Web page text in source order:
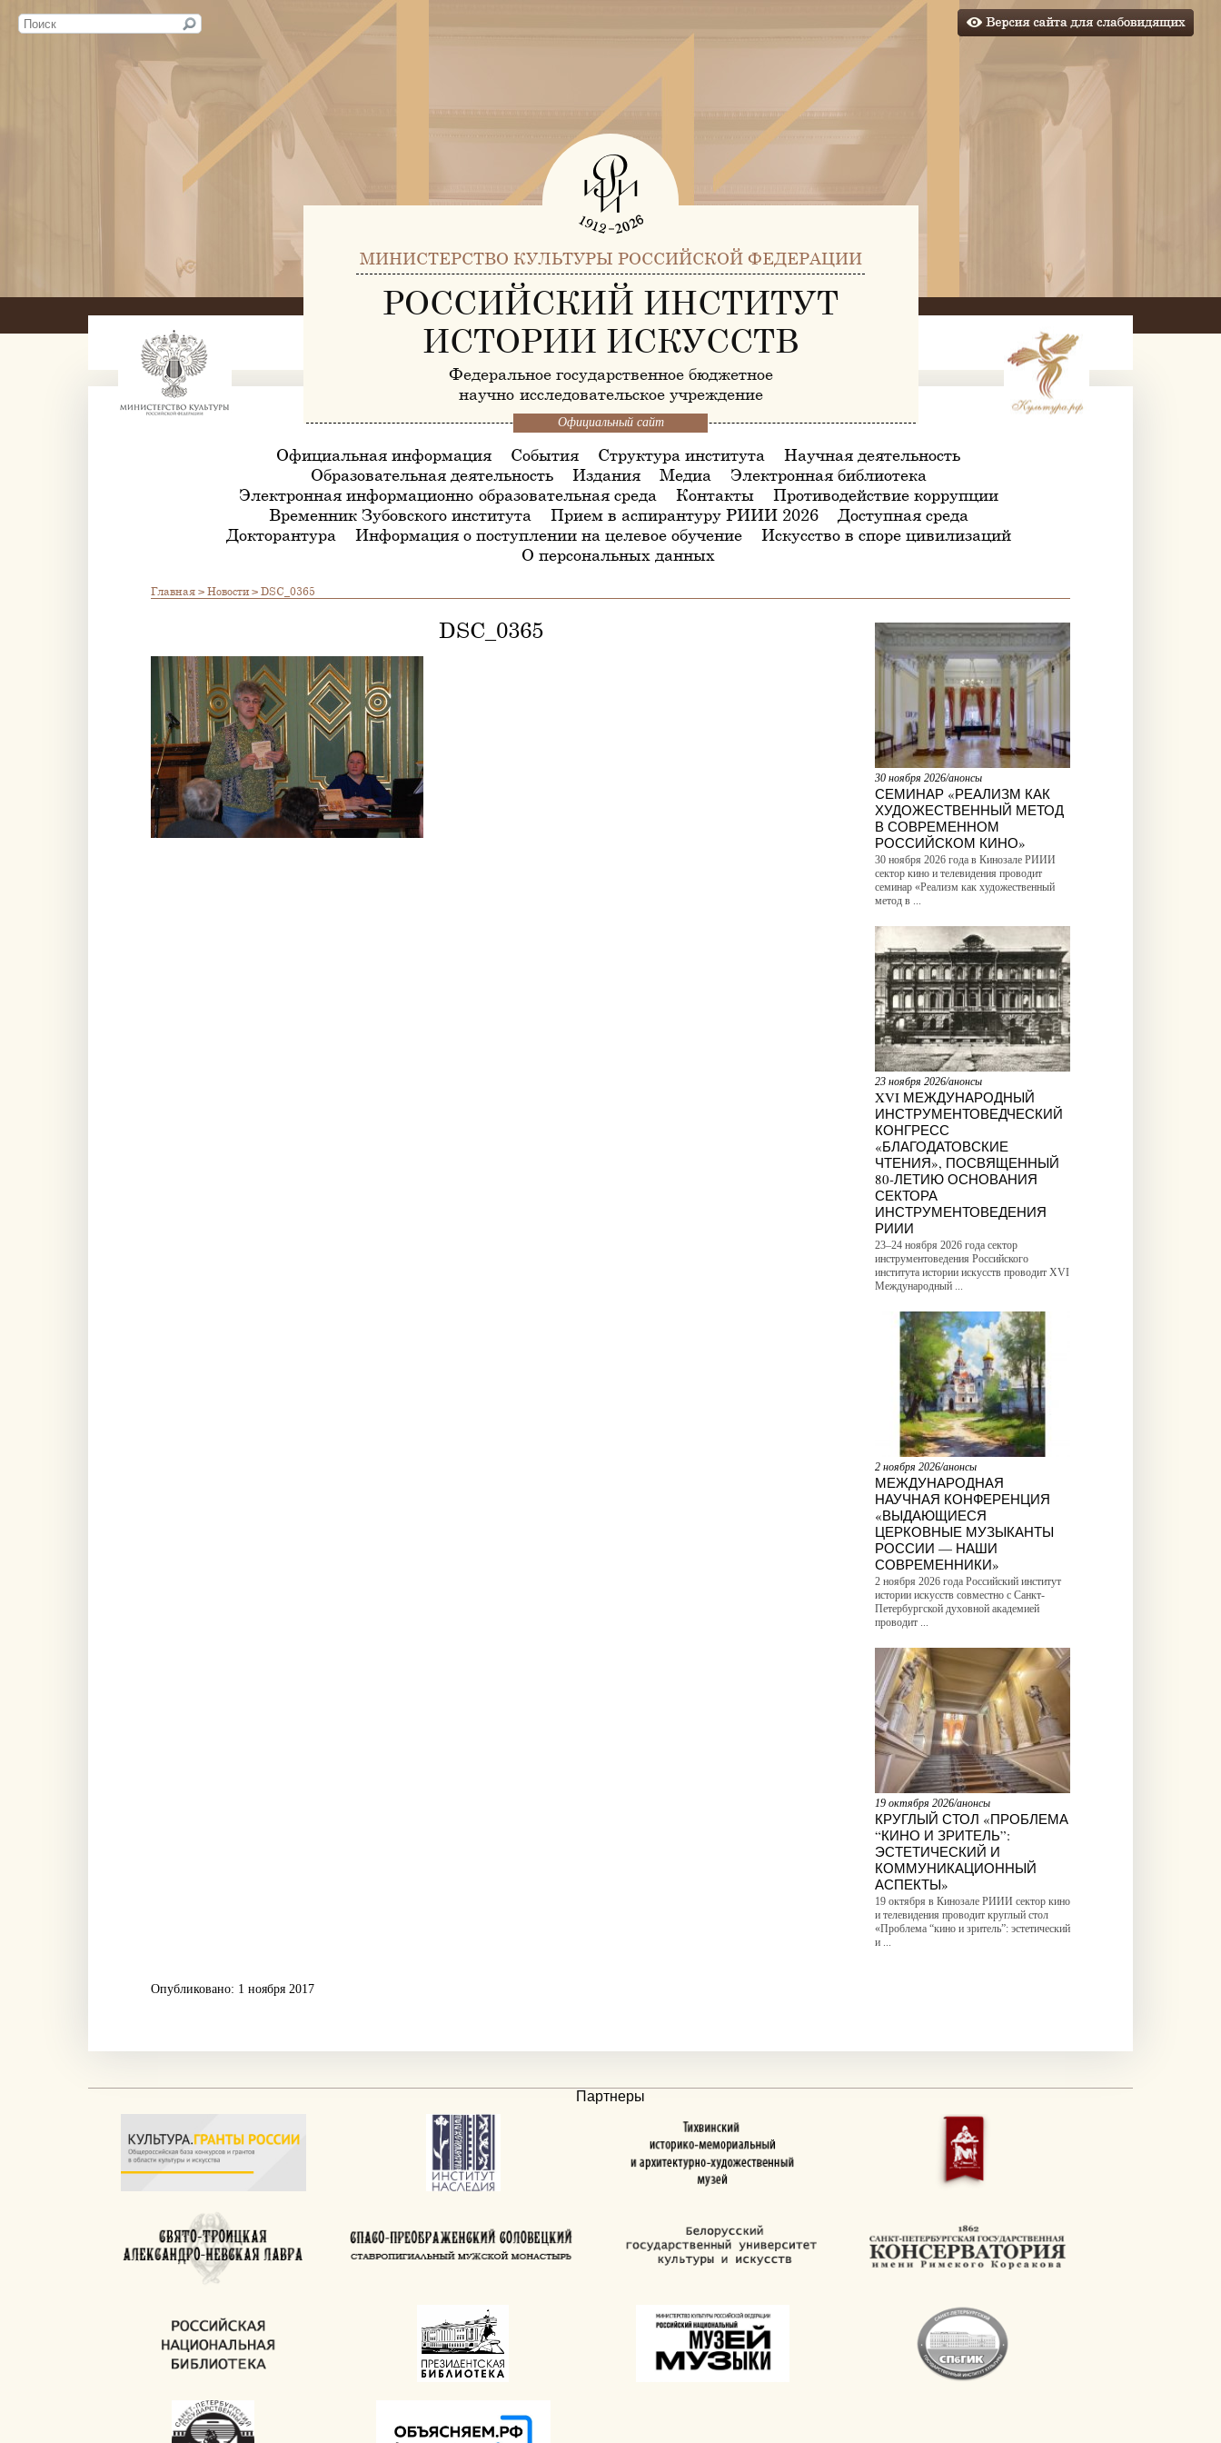
МИНИСТЕРСТВО КУЛЬТУРЫ РОССИЙСКОЙ ФЕДЕРАЦИИ
РОССИЙСКИЙ ИНСТИТУТ
ИСТОРИИ ИСКУССТВ
Федеральное государственное бюджетное
научно-исследовательское учреждение
Официальный сайт
Официальная информация События Структура института
Научная деятельность
Образовательная деятельность
Издания Медиа
Электронная библиотека
Электронная информационно-образовательная среда
Контакты
Противодействие коррупции
Временник Зубовского института
Прием в аспирантуру РИИИ 2026
Доступная среда
Докторантура
Информация о поступлении на целевое обучение
Искусство в споре цивилизаций
О персональных данных
Главная>Новости>DSC_0365
30 ноября 2026/анонсы
СЕМИНАР «РЕАЛИЗМ КАК
ХУДОЖЕСТВЕННЫЙ МЕТОД
В СОВРЕМЕННОМ
РОССИЙСКОМ КИНО»
30 ноября 2026 года в Кинозале РИИИ
сектор кино и телевидения проводит
семинар «Реализм как художественный
метод в ...
23 ноября 2026/анонсы
XVI МЕЖДУНАРОДНЫЙ
ИНСТРУМЕНТОВЕДЧЕСКИЙ
КОНГРЕСС
«БЛАГОДАТОВСКИЕ
ЧТЕНИЯ», ПОСВЯЩЕННЫЙ
80-ЛЕТИЮ ОСНОВАНИЯ
СЕКТОРА
ИНСТРУМЕНТОВЕДЕНИЯ
РИИИ
23–24 ноября 2026 года сектор
инструментоведения Российского
института истории искусств проводит XVI
Международный ...
2 ноября 2026/анонсы
МЕЖДУНАРОДНАЯ
НАУЧНАЯ КОНФЕРЕНЦИЯ
«ВЫДАЮЩИЕСЯ
ЦЕРКОВНЫЕ МУЗЫКАНТЫ
РОССИИ — НАШИ
СОВРЕМЕННИКИ»
2 ноября 2026 года Российский институт
истории искусств совместно с Санкт-
Петербургской духовной академией
проводит ...
19 октября 2026/анонсы
КРУГЛЫЙ СТОЛ «ПРОБЛЕМА
“КИНО И ЗРИТЕЛЬ”:
ЭСТЕТИЧЕСКИЙ И
КОММУНИКАЦИОННЫЙ
АСПЕКТЫ»
19 октября в Кинозале РИИИ сектор кино
и телевидения проводит круглый стол
«Проблема “кино и зритель”: эстетический
и ...
DSC_0365
Опубликовано: 1 ноября 2017
Партнеры